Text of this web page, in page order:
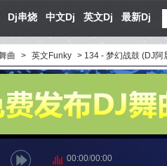
Dj串烧 中文Dj 英文Dj 最新Dj
曲 > 英文Funky > 134 - 梦幻战鼓 (DJ
00:00/00:00